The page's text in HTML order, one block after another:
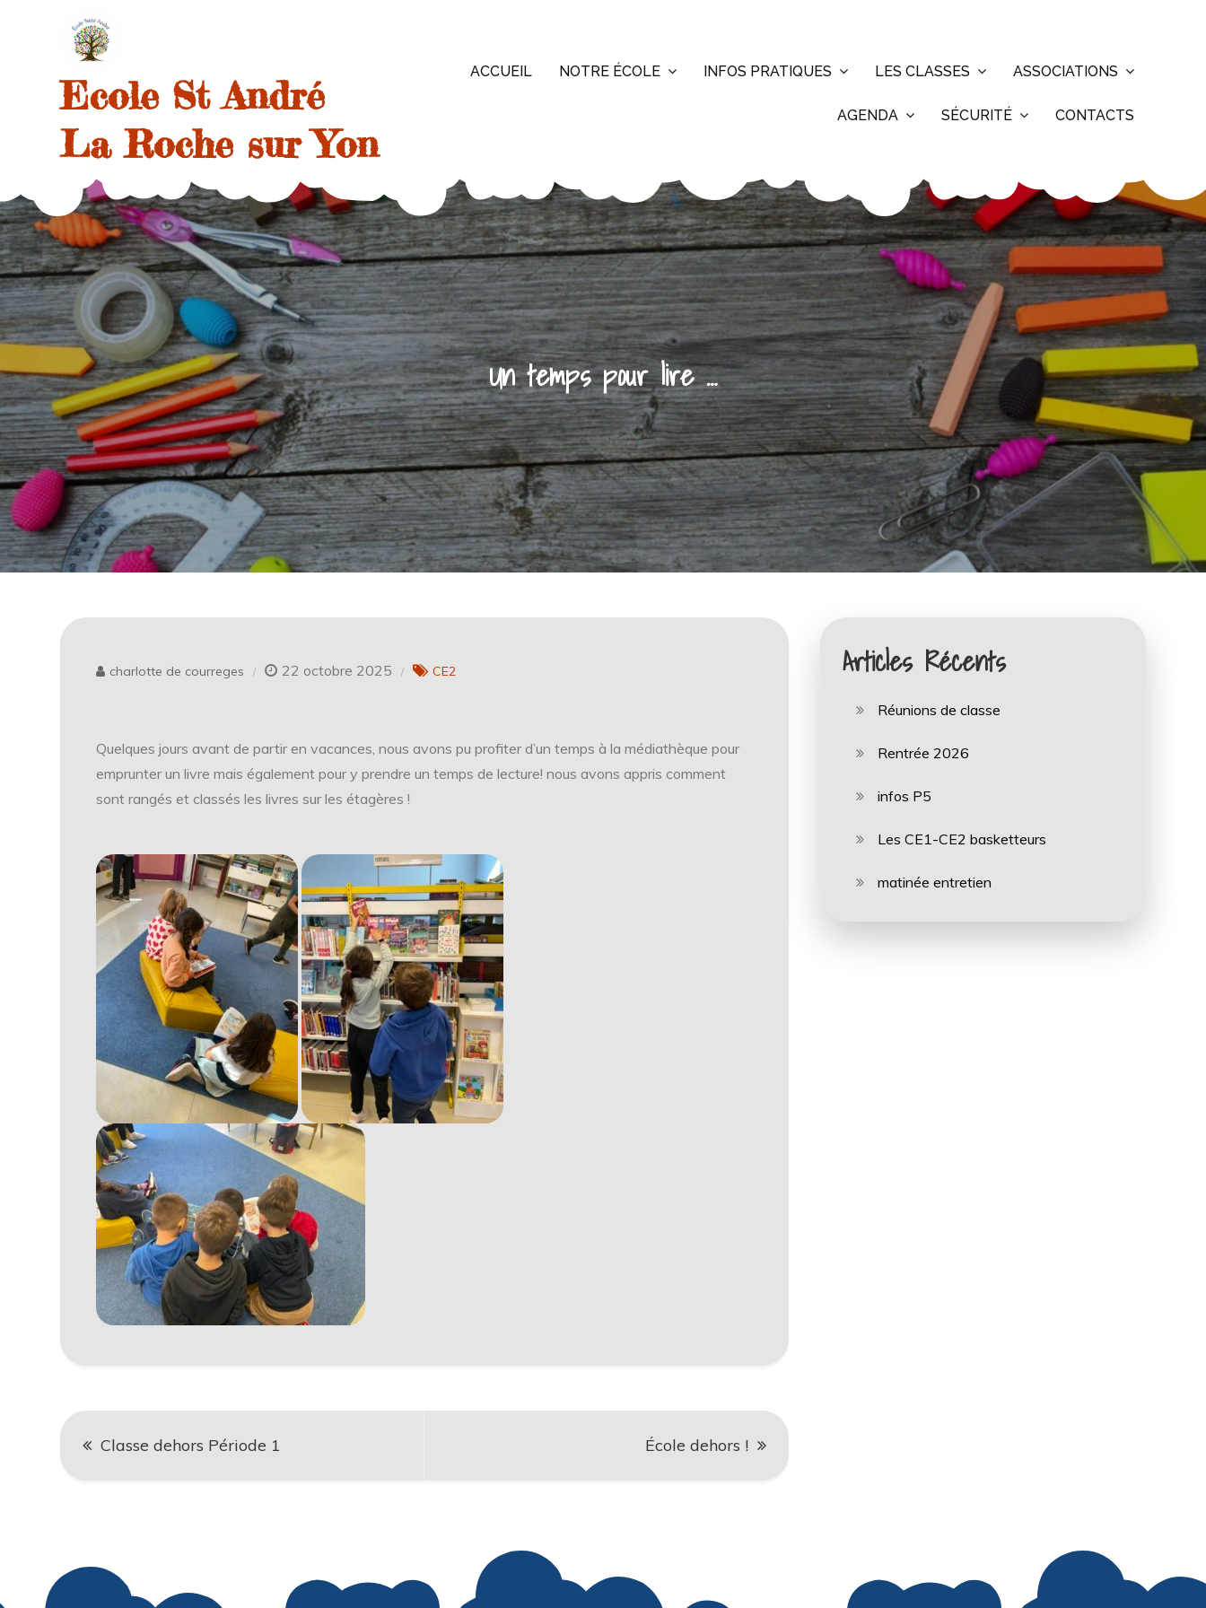
Ecole St André
La Roche sur Yon
ACCUEIL NOTRE ÉCOLE INFOS PRATIQUES LES CLASSES ASSOCIATIONS
AGENDA SÉCURITÉ CONTACTS
Un temps pour lire …
charlotte de courreges 22 octobre 2025 CE2
Quelques jours avant de partir en vacances, nous avons pu profiter d’un temps à la médiathèque pour
emprunter un livre mais également pour y prendre un temps de lecture! nous avons appris comment
sont rangés et classés les livres sur les étagères !
Navigation
de
Classe dehors Période 1 École dehors !
Articles Récents
Réunions de classe
Rentrée 2026
infos P5
Les CE1-CE2 basketteurs
matinée entretien